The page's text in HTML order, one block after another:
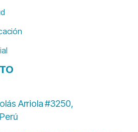
Arriola #3250,